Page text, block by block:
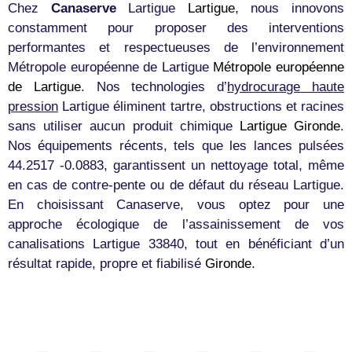
Chez CanaserveLartigue Lartigue, nous innovons
constamment pour proposer des interventions
performantes et respectueuses de l’environnement
Métropole européenne de Lartigue Métropole européenne
de Lartigue. Nos technologies d’hydrocurage haute
pression Lartigue éliminent tartre, obstructions et racines
sans utiliser aucun produit chimique
Lartigue Gironde.
Nos équipements récents, tels que les lances pulsées
44.2517 -0.0883, garantissent un nettoyage total, même
en cas de contre-pente ou de défaut du réseau Lartigue.
En choisissant Canaserve, vous optez pour une
approche écologique de l’assainissement de vos
canalisations Lartigue 33840, tout en bénéficiant d’un
résultat rapide, propre et fiabilisé Gironde.